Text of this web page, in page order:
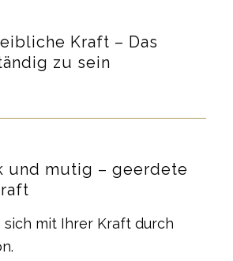
Kraft – Das
zu sein
und mutig – geerdete
sich mit Ihrer Kraft durch